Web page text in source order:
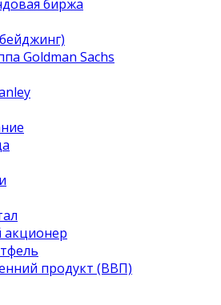
биржа
Goldman Sachs
продукт (ВВП)